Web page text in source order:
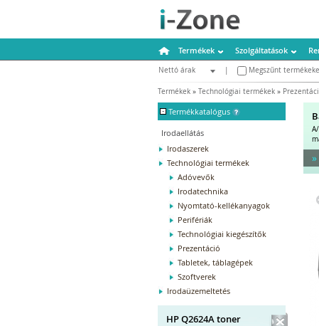
Termékek Szolgáltatások
Nettó árak
Megszűnt
Termékek » Technológiai termékek »
- Termékkatalógus
Irodaellátás
Irodaszerek
Technológiai termékek
Adóvevők
Irodatechnika
Nyomtató-kellékanyagok
Perifériák
Technológiai kiegészítők
Prezentáció
Tabletek, táblagépek
Szoftverek
Irodaüzemeltetés
HP Q2624A toner